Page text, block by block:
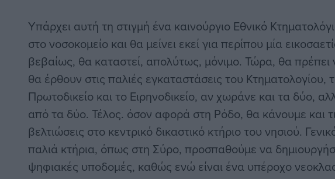
Υπάρχει αυτή τη στιγμή ένα καινούργιο Εθνικό
στο νοσοκομείο και θα μείνει εκεί για περίπου μία
βεβαίως, θα καταστεί, απολύτως, μόνιμο. Τώρα, θα πρέπει
θα έρθουν στις παλιές εγκαταστάσεις του Κτηματολογίου,
Πρωτοδικείο και το Ειρηνοδικείο, αν χωράνε και τα δύο,
από τα δύο. Τέλος. όσον αφορά στη Ρόδο, θα κάνουμε και
βελτιώσεις στο κεντρικό δικαστικό κτήριο του νησιού.
παλιά κτήρια, όπως στη Σύρο, προσπαθούμε να
ψηφιακές υποδομές, καθώς ενώ είναι ένα υπέροχο